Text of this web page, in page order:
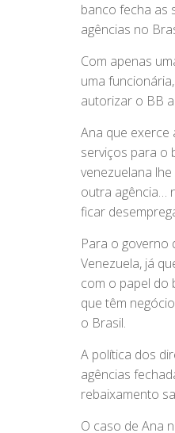
banco fecha as
agências no
Com apenas
uma
autorizar o BB
Ana que
serviços para o
venezuelana
outra agência…
ficar
Para o governo
Venezuela, já
com o papel do
que têm
o Brasil.
A política dos
agências
rebaixamento
O caso de Ana